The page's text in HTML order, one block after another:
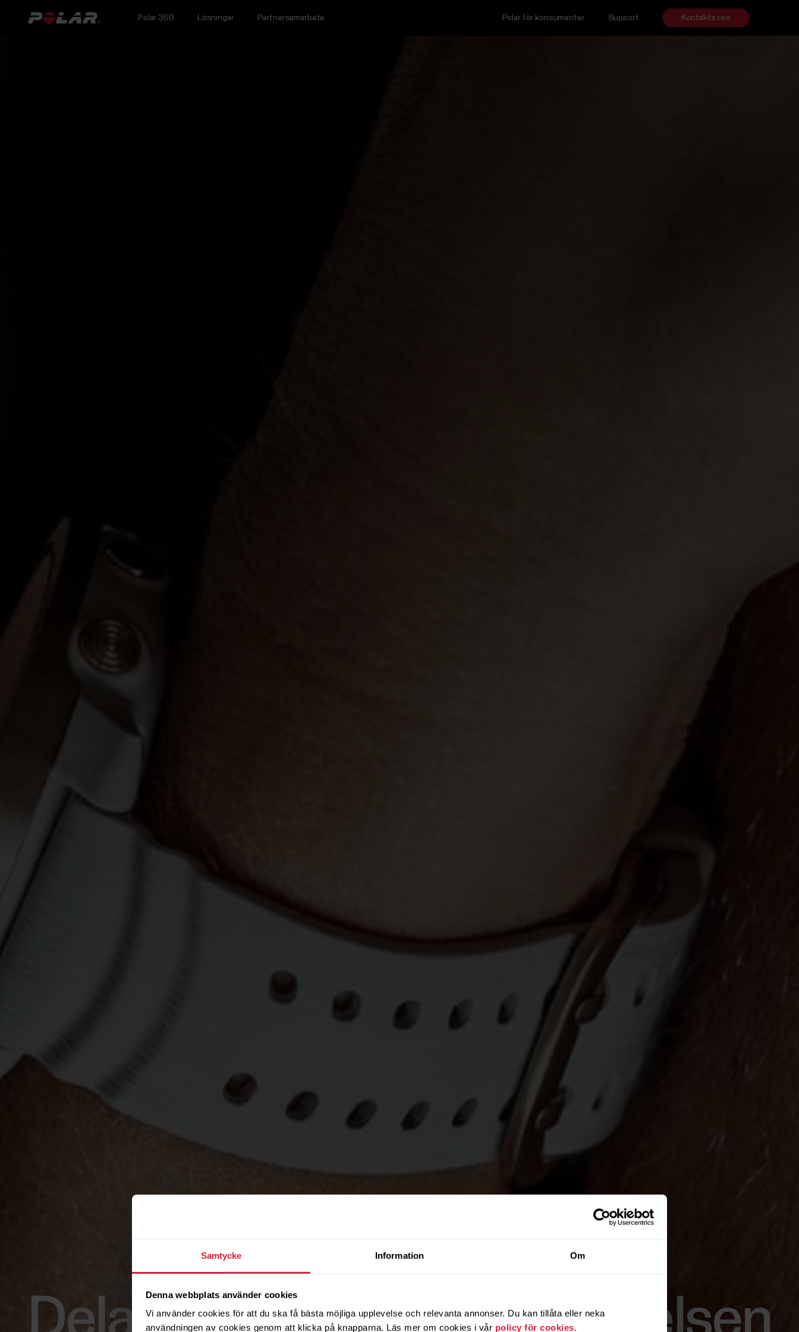
Samtycke Information Om
Denna webbplats använder cookies
Vi använder cookies för att du ska få bästa möjliga upplevelse och relevanta annonser. Du kan tillåta eller neka
användningen av cookies genom att klicka på knapparna. Läs mer om cookies i vår policy för cookies.
Polar 360 Lösningar Partnersamarbete Polar för konsumenter Support Kontakta oss